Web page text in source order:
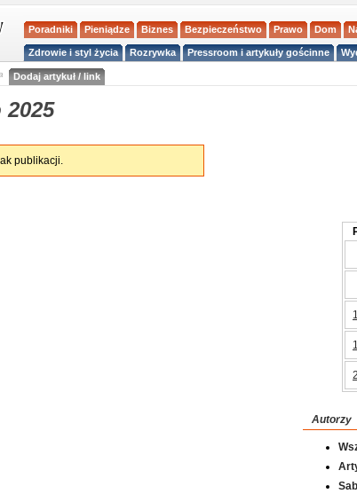
Poradniki Pieniądze Biznes Bezpieczeństwo Prawo Dom
Zdrowie i styl życia Rozrywka Pressroom i artykuły gościnne
Dodaj artykuł / link
publikacji.
Autorzy